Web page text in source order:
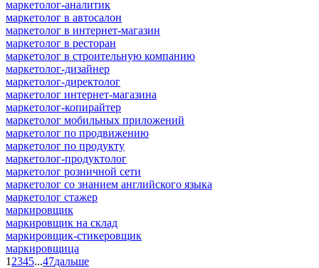
маркетолог-аналитик
маркетолог в автосалон
маркетолог в интернет-магазин
маркетолог в ресторан
маркетолог в строительную компанию
маркетолог-дизайнер
маркетолог-директолог
маркетолог интернет-магазина
маркетолог-копирайтер
маркетолог мобильных приложений
маркетолог по продвижению
маркетолог по продукту
маркетолог-продуктолог
маркетолог розничной сети
маркетолог со знанием английского языка
маркетолог стажер
маркировщик
маркировщик на склад
маркировщик-стикеровщик
маркировщица
1 2345...47дальше